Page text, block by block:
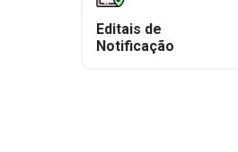
Editais de
Notificação